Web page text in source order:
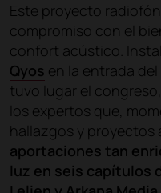
Este proyecto
compromiso con el
confort acústico.
Qyos en la entrada
tuvo lugar el
los expertos que,
hallazgos y
aportaciones tan
luz en seis capítulos